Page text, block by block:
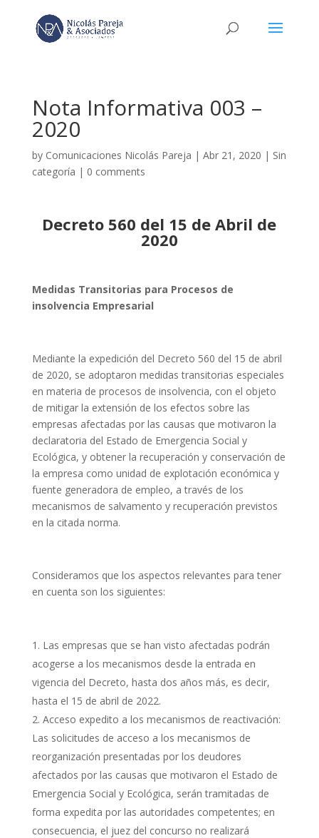
Nota Informativa 003 –
2020
by Comunicaciones Nicolás Pareja | Abr 21, 2020 | Sin
categoría | 0 comments
Decreto 560 del 15 de Abril de
2020
Medidas Transitorias para Procesos de
insolvencia Empresarial
Mediante la expedición del Decreto 560 del 15 de abril
de 2020, se adoptaron medidas transitorias especiales
en materia de procesos de insolvencia, con el objeto
de mitigar la extensión de los efectos sobre las
empresas afectadas por las causas que motivaron la
declaratoria del Estado de Emergencia Social y
Ecológica, y obtener la recuperación y conservación de
la empresa como unidad de explotación económica y
fuente generadora de empleo, a través de los
mecanismos de salvamento y recuperación previstos
en la citada norma.
Consideramos que los aspectos relevantes para tener
en cuenta son los siguientes:
Las empresas que se han visto afectadas podrán
acogerse a los mecanismos desde la entrada en
vigencia del Decreto, hasta dos años más, es decir,
hasta el 15 de abril de 2022.
Acceso expedito a los mecanismos de reactivación:
Las solicitudes de acceso a los mecanismos de
reorganización presentadas por los deudores
afectados por las causas que motivaron el Estado de
Emergencia Social y Ecológica, serán tramitadas de
forma expedita por las autoridades competentes; en
consecuencia, el juez del concurso no realizará